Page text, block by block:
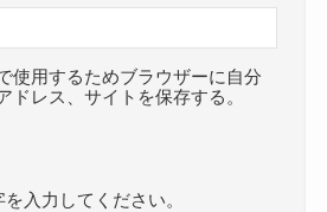
使用するためブラウザーに自分
ドレス、サイトを保存する。
入力してください。